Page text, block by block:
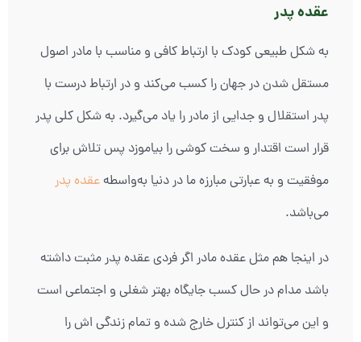
عقده پدر
به شکل طبیعی کودک با ارتباط کافی و مناسب با مادر اصول
مستقل شدن در جهان را کسب می‌کند و در ارتباط درست با
پدر استقلال و جدایی از مادر را یاد می‌گیرد. به شکل کلی پدر
قرار است اقتدار و سخت کوشی را بیاموزد پس تلاش برای
موفقیت و به عبارتی مبارزه ما در دنیا به‌واسطهعقده پدر
می‌باشد.
در اینجا هم مثل عقده مادر اگر فردی عقده پدر مثبت داشته
باشد مدام در حال کسب جایگاه بهتر شغلی و اجتماعی است
و این می‌تواند از کنترل خارج شده و تمام زندگی اش را